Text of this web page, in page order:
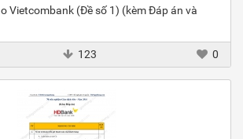
Vietcombank (Đề số 1) (kèm Đáp án và
123 0